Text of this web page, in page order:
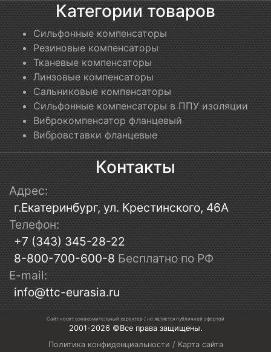
Категории товаров
Сильфонные компенсаторы
Резиновые компенсаторы
Тканевые компенсаторы
Линзовые компенсаторы
Сальниковые компенсаторы
Сильфонные компенсаторы в ППУ изоляции
Виброкомпенсатор фланцевый
Вибровставки фланцевые
Контакты
Адрес:
г.Екатеринбург, ул. Крестинского, 46А
Телефон:
+7 (343) 345-28-22
8-800-700-600-8 Бесплатно по РФ
E-mail:
info@ttc-eurasia.ru
Сайт носит ознакомительный характер / не является публичной офертой
2001-2026 ©Все права защищены.
Политика конфиденциальности / Карта сайта